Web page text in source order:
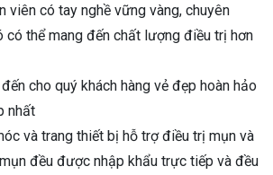
viên có tay nghề vững vàng, chuyên
có thể mang đến chất lượng điều trị hơn
cho quý khách hàng vẻ đẹp hoàn hảo
nhất
và trang thiết bị hỗ trợ điều trị mụn và
đều được nhập khẩu trực tiếp và đều